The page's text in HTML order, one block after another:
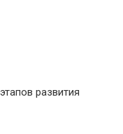
развития